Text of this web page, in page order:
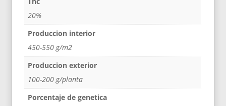
20%
Produccion interior
450-550 g/m2
Produccion exterior
100-200 g/planta
Porcentaje de genetica